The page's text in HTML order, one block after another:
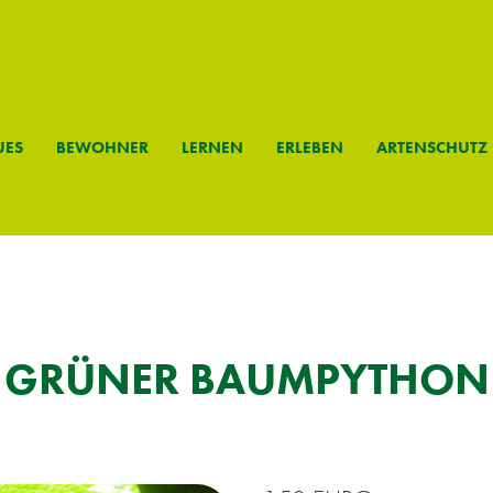
BE­WOH­NER LER­NEN ER­LE­BEN AR­TEN­SCHUTZ
GRÜ­NER BAUM­PY­THON